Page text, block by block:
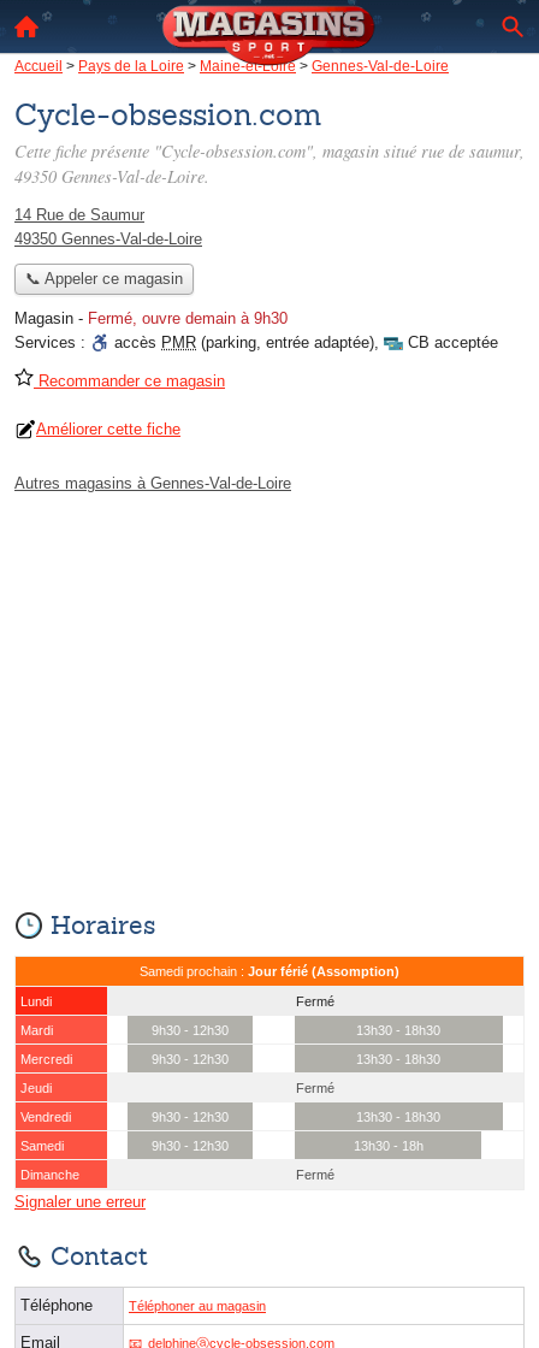
Accueil > Pays de la Loire > Maine-et-Loire> Gennes-Val-de-Loire
Cycle-obsession.com
Cette fiche présente "Cycle-obsession.com", magasin situé rue de saumur,
49350 Gennes-Val-de-Loire.
14 Rue de Saumur
49350 Gennes-Val-de-Loire
📞 Appeler ce magasin
Magasin - Fermé, ouvre demain à 9h30
Services :
accès PMR (parking, entrée adaptée), CB acceptée
Recommander ce magasin
Améliorer cette fiche
Autres magasins à Gennes-Val-de-Loire
Horaires
Samedi prochain : Jour férié (Assomption)
Lundi
Fermé
Mardi
9h30 - 12h30
13h30 - 18h30
Mercredi
9h30 - 12h30
13h30 - 18h30
Jeudi
Fermé
Vendredi
9h30 - 12h30
13h30 - 18h30
Samedi
9h30 - 12h30
13h30 - 18h
Dimanche
Fermé
Signaler une erreur
Contact
Téléphone Téléphoner au magasin
Email delphineⓐcycle-obsession.com